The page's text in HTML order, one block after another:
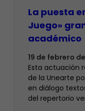
La puesta
Juego»
académico
19 de febrero
Esta actuación
de la Unearte
en diálogo
del repertorio